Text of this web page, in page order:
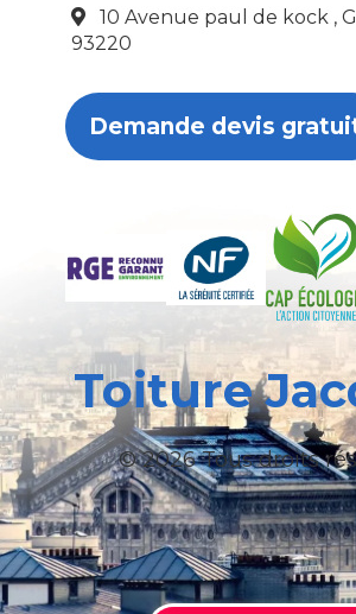
10 Avenue paul de kock ,
93220
Demande devis
Toiture
© 2026 Tous droits